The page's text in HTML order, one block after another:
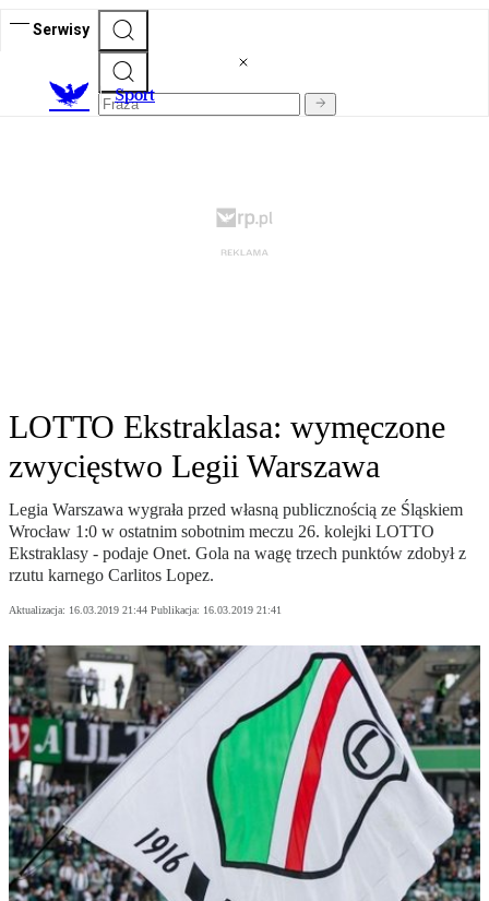
Serwisy
Sport
LOTTO Ekstraklasa: wymęczone
zwycięstwo Legii Warszawa
Legia Warszawa wygrała przed własną publicznością ze Śląskiem
Wrocław 1:0 w ostatnim sobotnim meczu 26. kolejki LOTTO
Ekstraklasy - podaje Onet. Gola na wagę trzech punktów zdobył z
rzutu karnego Carlitos Lopez.
Aktualizacja: 16.03.2019 21:44 Publikacja: 16.03.2019 21:41